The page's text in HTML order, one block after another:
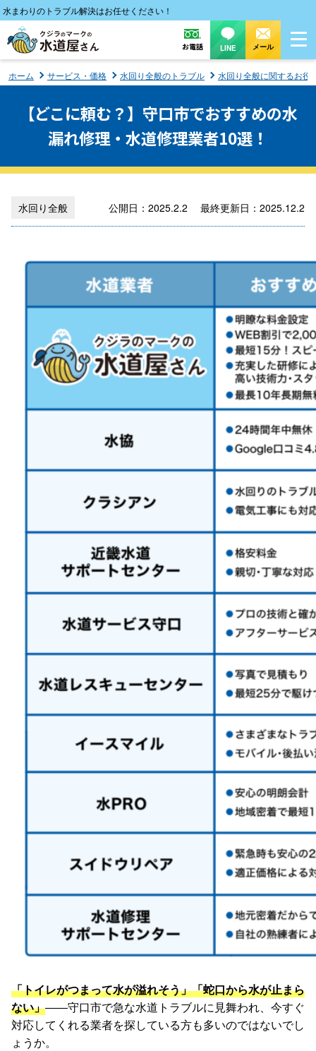
りのトラブル解決はお任せください！
お電話 LINE メール
ホーム サービス・価格 水回り全般のトラブル 水回り全般に関するお役
【どこに頼む？】守口市でおすすめの水
漏れ修理・水道修理業者10選！
水回り全般 公開日：2025.2.2 最終更新日：2025.12.2
「トイレがつまって水が溢れそう」「蛇口から水が止まら
ない」――守口市で急な水道トラブルに見舞われ、今すぐ
対応してくれる業者を探している方も多いのではないでし
ょうか。